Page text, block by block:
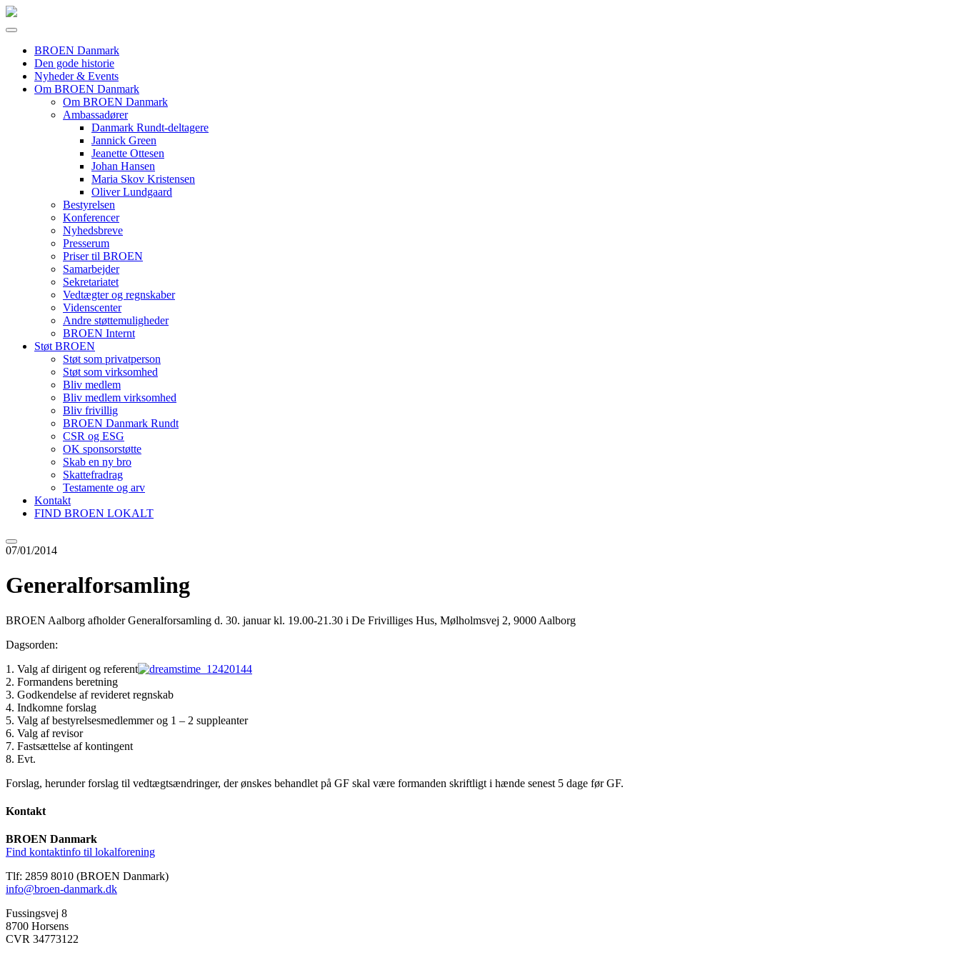
BROEN Danmark
Den gode historie
Nyheder & Events
Om BROEN Danmark
Om BROEN Danmark
Ambassadører
Danmark Rundt-deltagere
Jannick Green
Jeanette Ottesen
Johan Hansen
Maria Skov Kristensen
Oliver Lundgaard
Bestyrelsen
Konferencer
Nyhedsbreve
Presserum
Priser til BROEN
Samarbejder
Sekretariatet
Vedtægter og regnskaber
Videnscenter
Andre støttemuligheder
BROEN Internt
Støt BROEN
Støt som privatperson
Støt som virksomhed
Bliv medlem
Bliv medlem virksomhed
Bliv frivillig
BROEN Danmark Rundt
CSR og ESG
OK sponsorstøtte
Skab en ny bro
Skattefradrag
Testamente og arv
Kontakt
FIND BROEN LOKALT
07/01/2014
Generalforsamling
BROEN Aalborg afholder Generalforsamling d. 30. januar kl. 19.00-21.30 i De Frivilliges Hus, Mølholmsvej 2, 9000 Aalborg
Dagsorden:
1. Valg af dirigent og referent
2. Formandens beretning
3. Godkendelse af revideret regnskab
4. Indkomne forslag
5. Valg af bestyrelsesmedlemmer og 1 – 2 suppleanter
6. Valg af revisor
7. Fastsættelse af kontingent
8. Evt.
Forslag, herunder forslag til vedtægtsændringer, der ønskes behandlet på GF skal være formanden skriftligt i hænde senest 5 dage før GF.
Kontakt
BROEN Danmark
Find kontaktinfo til lokalforening
Tlf: 2859 8010 (BROEN Danmark)
info@broen-danmark.dk
Fussingsvej 8
8700 Horsens
CVR 34773122